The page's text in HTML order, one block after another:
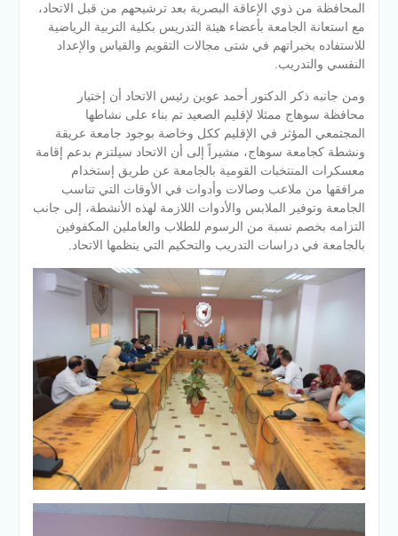
المحافظة من ذوي الإعاقة البصرية بعد ترشيحهم من قبل الاتحاد،
مع استعانة الجامعة بأعضاء هيئة التدريس بكلية التربية الرياضية
للاستفاده بخبراتهم في شتى مجالات التقويم والقياس والإعداد
النفسي والتدريب.
ومن جانبه ذكر الدكتور أحمد عوين رئيس الاتحاد أن إختيار
محافظة سوهاج ممثلا لإقليم الصعيد تم بناء على نشاطها
المجتمعي المؤثر في الإقليم ككل وخاصة بوجود جامعة عريقة
ونشطة كجامعة سوهاج، مشيراً إلى أن الاتحاد سيلتزم بدعم إقامة
معسكرات المنتخبات القومية بالجامعة عن طريق إستخدام
مرافقها من ملاعب وصالات وأدوات في الأوقات التي تناسب
الجامعة وتوفير الملابس والأدوات اللازمة لهذه الأنشطة، إلى جانب
التزامه بخصم نسبة من الرسوم للطلاب والعاملين المكفوفين
بالجامعة في دراسات التدريب والتحكيم التي ينظمها الاتحاد.